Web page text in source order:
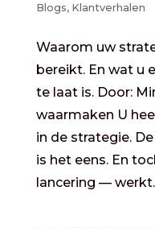
Blogs, Klantverhalen
Waarom uw
bereikt. En wat u
te laat is. Door:
waarmaken U
in de strategie.
is het eens. En
lancering —